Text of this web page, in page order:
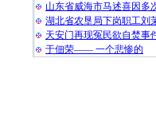
山东省威海市马述喜因多
湖北省农垦局下岗职工刘
天安门再现冤民欲自焚事
于佃荣—— 一个悲惨的